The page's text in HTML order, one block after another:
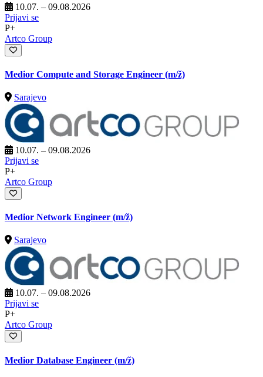
10.07. – 09.08.2026
Prijavi se
P+
Artco Group
Medior Compute and Storage Engineer (m/ž)
Sarajevo
10.07. – 09.08.2026
Prijavi se
P+
Artco Group
Medior Network Engineer (m/ž)
Sarajevo
10.07. – 09.08.2026
Prijavi se
P+
Artco Group
Medior Database Engineer (m/ž)